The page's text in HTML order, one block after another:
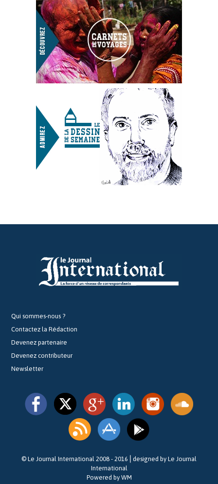
Qui sommes-nous ?
Contactez la Rédaction
Devenez partenaire
Devenez contributeur
Newsletter
© Le Journal International 2008 - 2016⎪designed by Le Journal
International
Powered by WM